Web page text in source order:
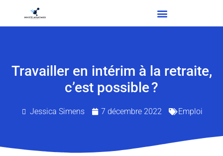
Travailler en intérim à la retraite,
c’est possible ?
Jessica Simens 7 décembre 2022 Emploi